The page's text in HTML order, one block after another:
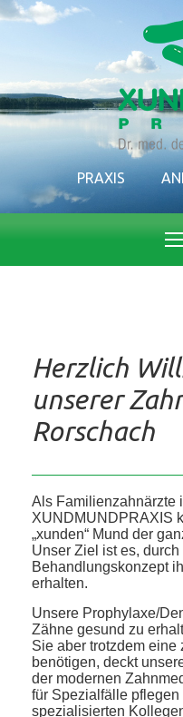
PRAXIS
Herzlich
unserer
Rorschach
Als Familienzahnärzte
XUNDMUNDPRAXIS
„xunden“ Mund der
Unser Ziel ist es,
Behandlungskonzept
erhalten.
Unsere Prophylaxe/
Zähne gesund zu
Sie aber trotzdem
benötigen, deckt
der modernen
für Spezialfälle
spezialisierten